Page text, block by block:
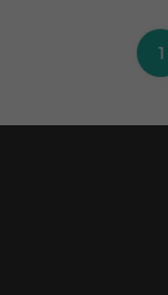
1